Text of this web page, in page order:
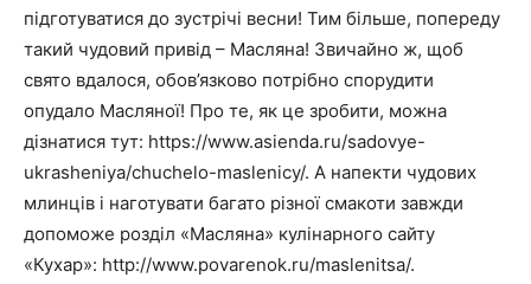
підготуватися до зустрічі весни! Тим більше, попереду
такий чудовий привід – Масляна! Звичайно ж, щоб
свято вдалося, обов’язково потрібно спорудити
опудало Масляної! Про те, як це зробити, можна
дізнатися тут: https://www.asienda.ru/sadovye-
ukrasheniya/chuchelo-maslenicy/. А напекти чудових
млинців і наготувати багато різної смакоти завжди
допоможе розділ «Масляна» кулінарного сайту
«Кухар»: http://www.povarenok.ru/maslenitsa/.